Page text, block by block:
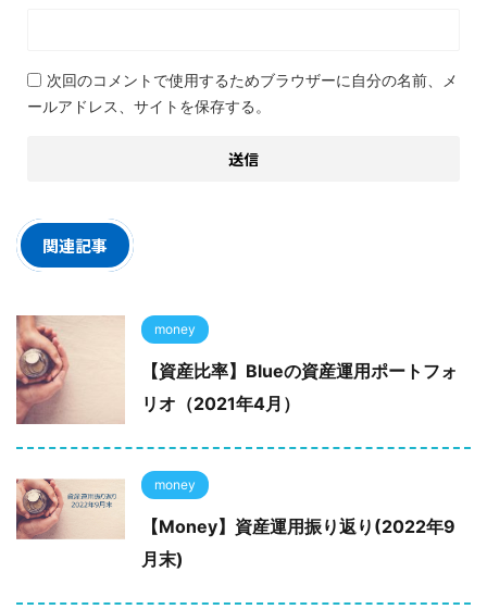
次回のコメントで使用するためブラウザーに自分の名前、メ
ールアドレス、サイトを保存する。
関連記事
money
【資産比率】Blueの資産運用ポートフォ
リオ（2021年4月）
money
【Money】資産運用振り返り(2022年9
月末)